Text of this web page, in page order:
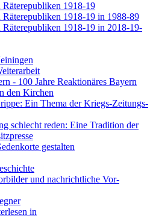
1918-19
1918-19 in 1988-89
1918-19 in 2018-19-
- 100 Jahre Reaktionäres Bayern
den Kirchen
Ein Thema der Kriegs-Zeitungs-
schlecht reden: Eine Tradition der
gestalten
und nachrichtliche Vor-
in